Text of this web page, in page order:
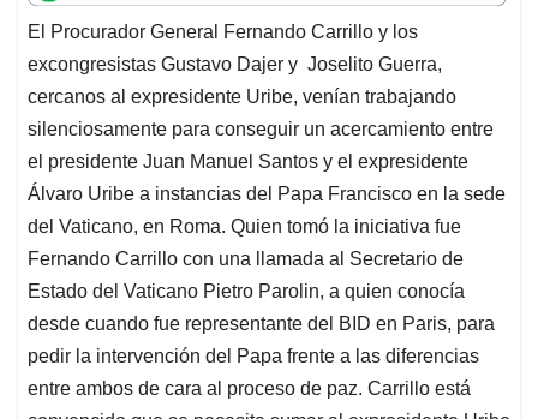
t
s
A
p
p
e
b
o
o
k
k
e
d
I
n
i
l
e
a
d
s
El Procurador General Fernando Carrillo y los
excongresistas Gustavo Dajer y Joselito Guerra,
cercanos al expresidente Uribe, venían trabajando
silenciosamente para conseguir un acercamiento entre
el presidente Juan Manuel Santos y el expresidente
Álvaro Uribe a instancias del Papa Francisco en la sede
del Vaticano, en Roma. Quien tomó la iniciativa fue
Fernando Carrillo con una llamada al Secretario de
Estado del Vaticano Pietro Parolin, a quien conocía
desde cuando fue representante del BID en Paris, para
pedir la intervención del Papa frente a las diferencias
entre ambos de cara al proceso de paz. Carrillo está